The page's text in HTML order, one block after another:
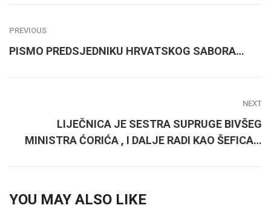
PREVIOUS
PISMO PREDSJEDNIKU HRVATSKOG SABORA…
NEXT
LIJEČNICA JE SESTRA SUPRUGE BIVŠEG
MINISTRA ĆORIĆA , I DALJE RADI KAO ŠEFICA…
YOU MAY ALSO LIKE